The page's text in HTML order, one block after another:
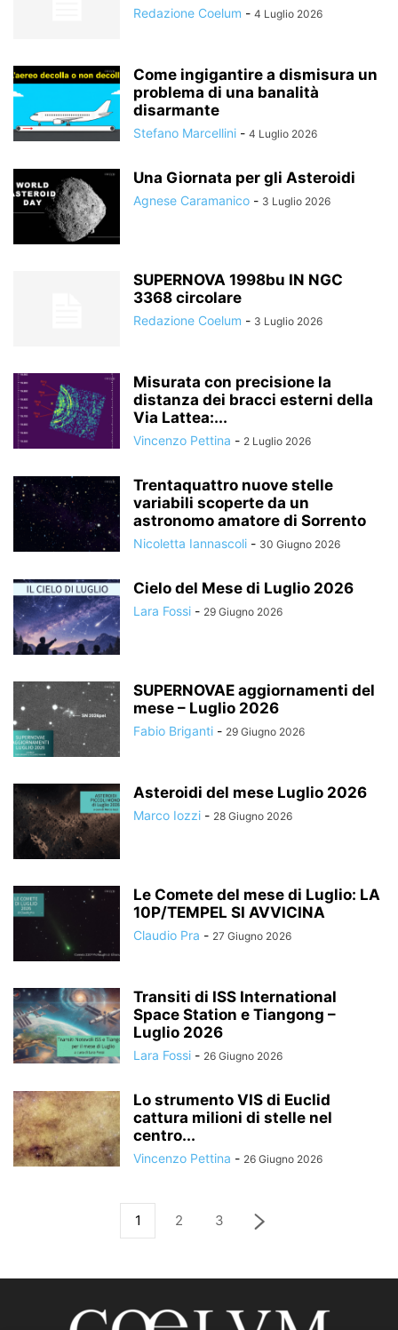
Redazione Coelum - 4 Luglio 2026
Come ingigantire a dismisura un
problema di una banalità
disarmante
Stefano Marcellini - 4 Luglio 2026
Una Giornata per gli Asteroidi
Agnese Caramanico - 3 Luglio 2026
SUPERNOVA 1998bu IN NGC
3368 circolare
Redazione Coelum - 3 Luglio 2026
Misurata con precisione la
distanza dei bracci esterni della
Via Lattea:...
Vincenzo Pettina - 2 Luglio 2026
Trentaquattro nuove stelle
variabili scoperte da un
astronomo amatore di Sorrento
Nicoletta Iannascoli - 30 Giugno 2026
Cielo del Mese di Luglio 2026
Lara Fossi - 29 Giugno 2026
SUPERNOVAE aggiornamenti del
mese – Luglio 2026
Fabio Briganti - 29 Giugno 2026
Asteroidi del mese Luglio 2026
Marco Iozzi - 28 Giugno 2026
Le Comete del mese di Luglio: LA
10P/TEMPEL SI AVVICINA
Claudio Pra - 27 Giugno 2026
Transiti di ISS International
Space Station e Tiangong –
Luglio 2026
Lara Fossi - 26 Giugno 2026
Lo strumento VIS di Euclid
cattura milioni di stelle nel
centro...
Vincenzo Pettina - 26 Giugno 2026
1 2 3